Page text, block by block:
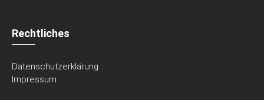
Rechtliches
Datenschutzerklärung
Impressum